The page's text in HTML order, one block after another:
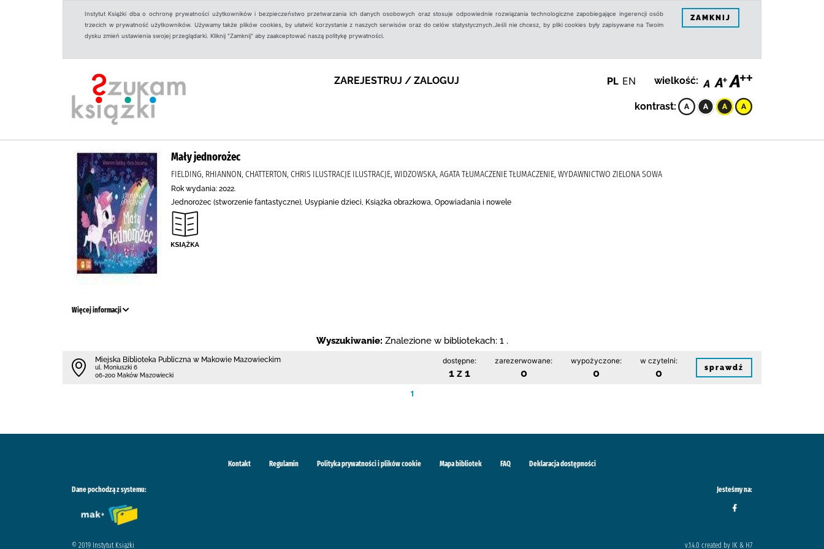
Instytut Książki dba o ochronę prywatności użytkowników i bezpieczeństwo przetwarzania ich danych osobowych oraz stosuje odpowiednie rozwiązania technologiczne zapobiegające ingerencji osób
trzecich w prywatność użytkowników. Używamy także plików cookies, by ułatwić korzystanie z naszych serwisów oraz do celów statystycznych.Jeśli nie chcesz, by pliki cookies były zapisywane na Twoim
dysku zmień ustawienia swojej przeglądarki. Kliknij "Zamknij" aby zaakceptować naszą politykę prywatności.
ZAMKNIJ
ZAREJESTRUJ / ZALOGUJ PL EN wielkość:
kontrast:
Mały jednorożec
FIELDING, RHIANNON, CHATTERTON, CHRIS ILUSTRACJE ILUSTRACJE, WIDZOWSKA, AGATA TŁUMACZENIE TŁUMACZENIE, WYDAWNICTWO ZIELONA SOWA
Rok wydania: 2022.
Jednorożec (stworzenie fantastyczne), Usypianie dzieci, Książka obrazkowa, Opowiadania i nowele
Więcej informacji
Wyszukiwanie: Znalezione w bibliotekach: 1 .
Miejska Biblioteka Publiczna w Makowie Mazowieckim
ul. Moniuszki 6
06-200 Maków Mazowiecki
dostępne:
1 z 1
zarezerwowane:
0
wypożyczone:
0
w czytelni:
0 sprawdź
1
Kontakt Regulamin Polityka prywatności i plików cookie Mapa bibliotek FAQ Deklaracja dostępności
Dane pochodzą z systemu: Jesteśmy na:
© 2019 Instytut Książki v.1.4.0 created by IK & H7